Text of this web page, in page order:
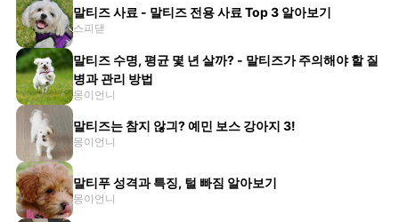
말티즈 사료 - 말티즈 전용 사료 Top 3 알아보기
스피댇
말티즈 수명, 평균 몇 년 살까? - 말티즈가 주의해야 할 질
병과 관리 방법
몽이언니
말티즈는 참지 않긔? 예민 보스 강아지 3!
몽이언니
말티푸 성격과 특징, 털 빠짐 알아보기
몽이언니